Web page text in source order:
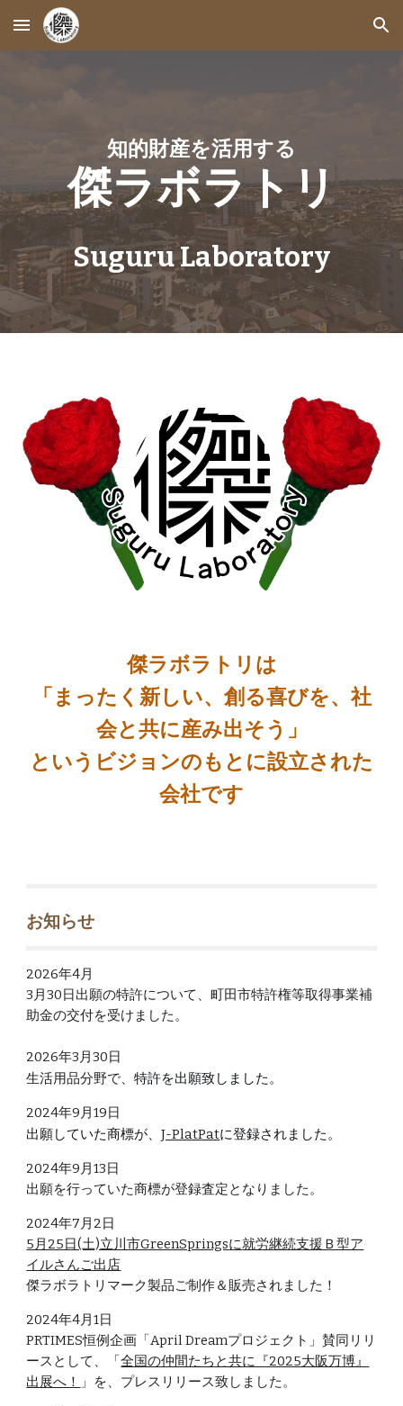
Skip to main content Skip to navigation
知的財産を活用する
傑ラボラトリ
Suguru Laboratory
傑ラボラトリは
「まったく新しい、創る喜びを、社
会と共に産み出そう」
というビジョンのもとに設立された
会社です
お知らせ
2026年4月
3月30日出願の特許について、町田市特許権等取得事業補
助金の交付を受けました。
2026年3月30日
生活用品分野で、特許を出願致しました。
2024年9月19日
出願していた商標が、J-PlatPatに登録されました。
2024年9月13日
出願を行っていた商標が登録査定となりました。
2024年7月 2日
5月25日(土)立川市GreenSpringsに就労継続支援Ｂ型ア
イルさんご出店
傑ラボラトリマーク製品ご制作＆販売されました！
2024年4月1日
PRTIMES恒例企画「April Dreamプロジェクト」賛同リリ
ースとして、「全国の仲間たちと共に『2025大阪万博』
出展へ！
」を、プレスリリース致しました。